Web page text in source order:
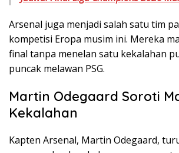
Arsenal juga menjadi salah satu tim
kompetisi Eropa musim ini. Mereka
final tanpa menelan satu kekalahan
puncak melawan PSG.
Martin Odegaard Soroti
Kekalahan
Kapten Arsenal, Martin Odegaard,